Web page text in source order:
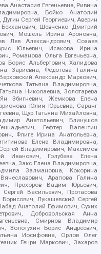
Анастасия Евгеньевна, Ривина
Бойко Анатолий
Сергей Георгиевич, Аверин
Шевченко Дмитрий
Мошель Ирина Ароновна,
Лев Александрович, Созаев
Юльевич, Исакова Ирина
Романова Ольга Евгеньевна,
Борис Альбертович, Халидова
Зариевна, Федотова Галина
Александр Маркович,
Татьяна Владимировна,
Николаевна, Золотарева
Збигневич, Жемкова Елена
Юлия Юрьевна, Саранг
Щур Татьяна Михайловна,
Анатольевич, Блинушов
Гефтер Валентин
Флиге Ирина Анатольевна,
Елена Владимировна,
Владимирович, Максимов
Иванович, Голубева Елена
Закс Елена Владимировна,
Залмановна, Кокорина
Арапова Галина
Прохоров Вадим Юрьевич,
Васильевич, Протасова
Лукашевский Сергей
Анатолий Ефимович, Сухих
Добровольская Анна
Смирнов Владимир
Золотухин Борис Андреевич,
Иосифовна, Орлов Олег
Генри Маркович, Захаров